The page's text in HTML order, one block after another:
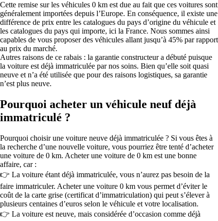
Cette remise sur les véhicules 0 km est due au fait que ces voitures sont
généralement importées depuis l’Europe. En conséquence, il existe une
différence de prix entre les catalogues du pays d’origine du véhicule et
les catalogues du pays qui importe, ici la France. Nous sommes ainsi
capables de vous proposer des véhicules allant jusqu’à 45% par rapport
au prix du marché.
Autres raisons de ce rabais : la garantie constructeur a débuté puisque
la voiture est déjà immatriculée par nos soins. Bien qu’elle soit quasi
neuve et n’a été utilisée que pour des raisons logistiques, sa garantie
n’est plus neuve.
Pourquoi acheter un véhicule neuf déjà
immatriculé ?
Pourquoi choisir une voiture neuve déjà immatriculée ? Si vous êtes à
la recherche d’une nouvelle voiture, vous pourriez être tenté d’acheter
une voiture de 0 km. Acheter une voiture de 0 km est une bonne
affaire, car :
👉 La voiture étant déjà immatriculée, vous n’aurez pas besoin de la
faire immatriculer. Acheter une voiture 0 km vous permet d’éviter le
coût de la carte grise (certificat d’immatriculation) qui peut s’élever à
plusieurs centaines d’euros selon le véhicule et votre localisation.
👉 La voiture est neuve, mais considérée d’occasion comme déjà